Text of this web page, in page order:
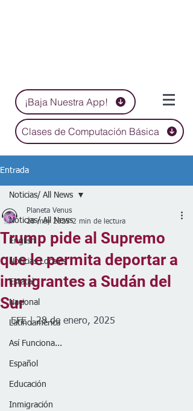
¡Baja Nuestra App!
Clases de Computación Básica
Entrada
Noticias/ All News
English
Noticias Locales
Estatal
Nacional
Latinoamérica
Así Funciona...
Español
Educación
Inmigración
Noticias/ All News
Trump pide al Supremo
que le permita deportar a
inmigrantes a Sudán del
Sur
Planeta Venus
28 may 2025 2 min de lectura
EFE | 28 de enero, 2025